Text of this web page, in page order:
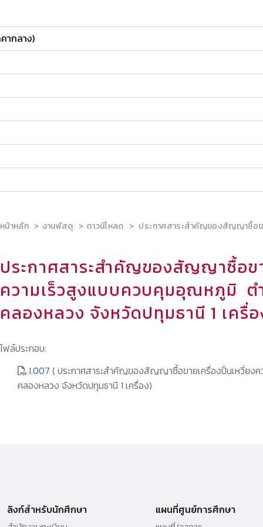
ากลาง)
หน้าหลัก งานพัสดุ ดาวน์โหลด ประกาศสาระสำคัญของสัญญาซื้อ
ประกาศสาระสำคัญของสัญญาซื้อข
ความเร็วสูงแบบควบคุมอุณหภูมิ ต
คลองหลวง จังหวัดปทุมธานี 1 เครื่
ไฟล์ประกอบ:
I.007( ประกาศสาระสำคัญของสัญญาซื้อขายเครื่องปั่นเหวี่ยง
คลองหลวง จังหวัดปทุมธานี 1 เครื่อง)
ลิงก์สำหรับนักศึกษา แผนที่ศูนย์การศึกษา